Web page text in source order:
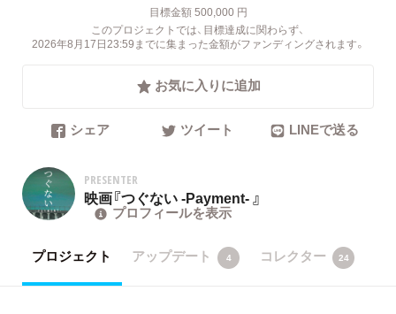
目標金額 500,000 円
このプロジェクトでは、目標達成に関わらず、
2026年8月17日23:59までに集まった金額がファンディングされます。
お気に入りに追加
シェア ツイート LINEで送る
PRESENTER
映画『つぐない -Payment- 』
プロフィールを表示
プロジェクト アップデート 4 コレクター 24